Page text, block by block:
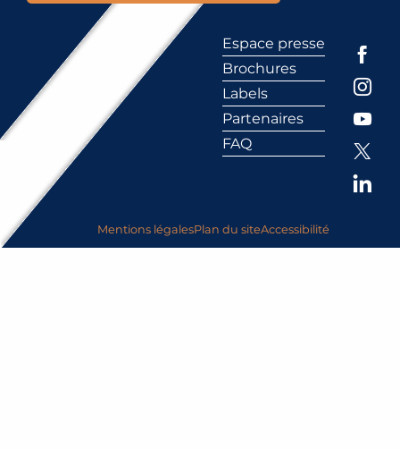
Espace presse
Brochures
Labels
Partenaires
FAQ
Mentions légalesPlan du siteAccessibilité